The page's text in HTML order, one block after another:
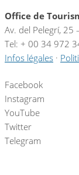
Office de
Av. del Pelegrí, 25
Tel: + 00 34 972
Infos légales ·
Facebook
Instagram
YouTube
Twitter
Telegram